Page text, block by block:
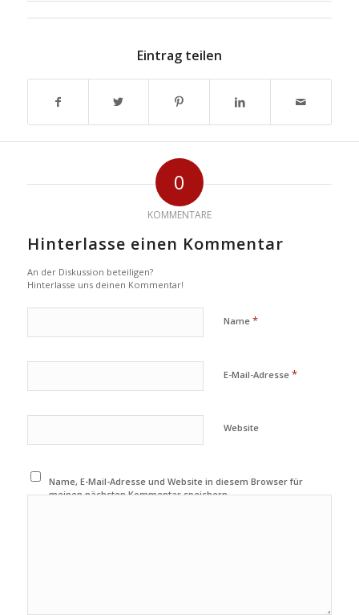
Eintrag teilen
0
KOMMENTARE
Hinterlasse einen Kommentar
An der Diskussion beteiligen?
Hinterlasse uns deinen Kommentar!
Name *
E-Mail-Adresse *
Website
Name, E-Mail-Adresse und Website in diesem Browser für
meinen nächsten Kommentar speichern.